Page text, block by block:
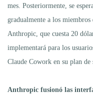
mes. Posteriormente, se
gradualmente a los
Anthropic, que cuesta 20
implementará para los
Claude Cowork en su plan de
Anthropic fusionó las